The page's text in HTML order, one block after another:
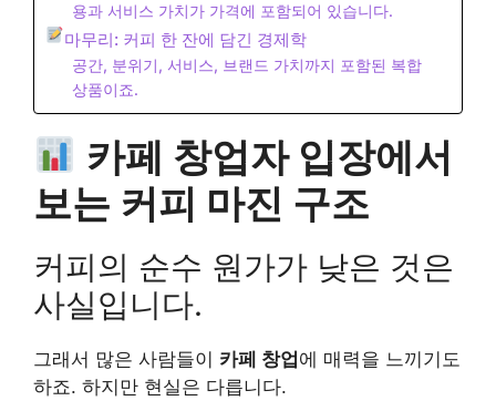
용과 서비스 가치가 가격에 포함되어 있습니다.
마무리: 커피 한 잔에 담긴 경제학
공간, 분위기, 서비스, 브랜드 가치까지 포함된 복합
상품이죠.
카페 창업자 입장에서
보는 커피 마진 구조
커피의 순수 원가가 낮은 것은
사실입니다.
그래서 많은 사람들이 카페 창업에 매력을 느끼기도
하죠. 하지만 현실은 다릅니다.